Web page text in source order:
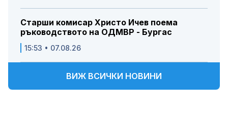
Старши комисар Христо Ичев поема
ръководството на ОДМВР - Бургас
15:53 • 07.08.26
ВИЖ ВСИЧКИ НОВИНИ